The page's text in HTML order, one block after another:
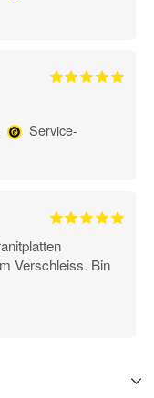
Service-
Verschleiss. Bin